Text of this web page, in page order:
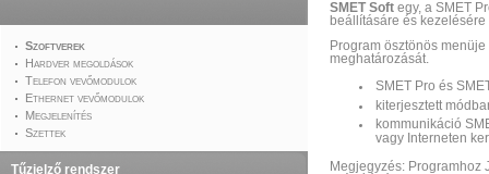
Szoftverek
Hardver megoldások
Telefon vevőmodulok
Ethernet vevőmodulok
Megjelenítés
Szettek
Tűzjelző rendszer
SMET Soft egy, a SMET
beállításáre és
Program ösztönös
meghatározását.
SMET Pro és
kiterjesztett
kommunikáció
vagy Interneten
Megjegyzés: Programhoz